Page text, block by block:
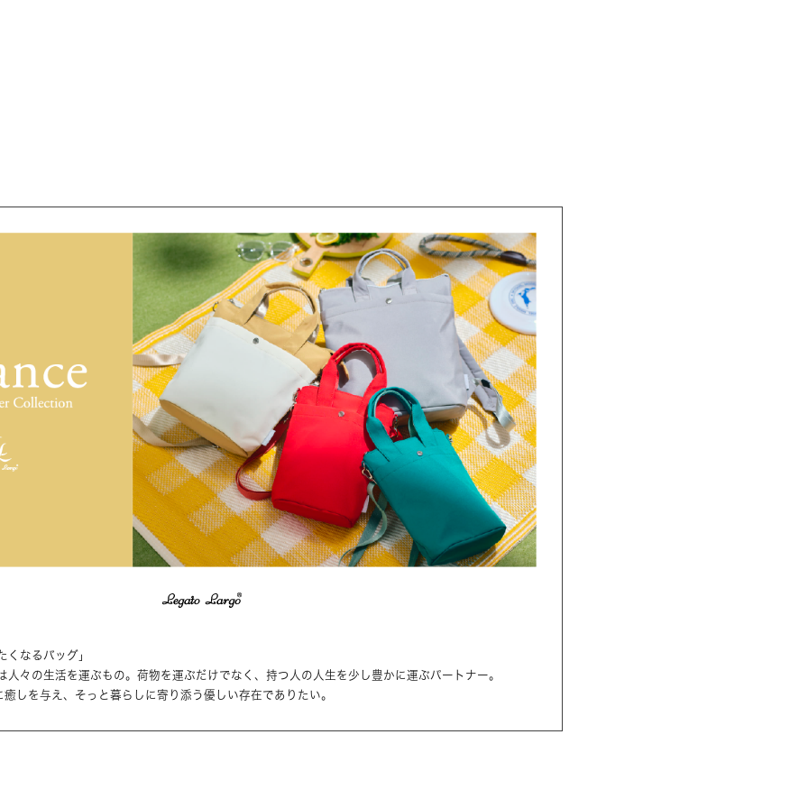
くなるバッグ」
人々の生活を運ぶもの。荷物を運ぶだけでなく、持つ人の人生を少し豊かに運ぶパートナー。
しを与え、そっと暮らしに寄り添う優しい存在でありたい。